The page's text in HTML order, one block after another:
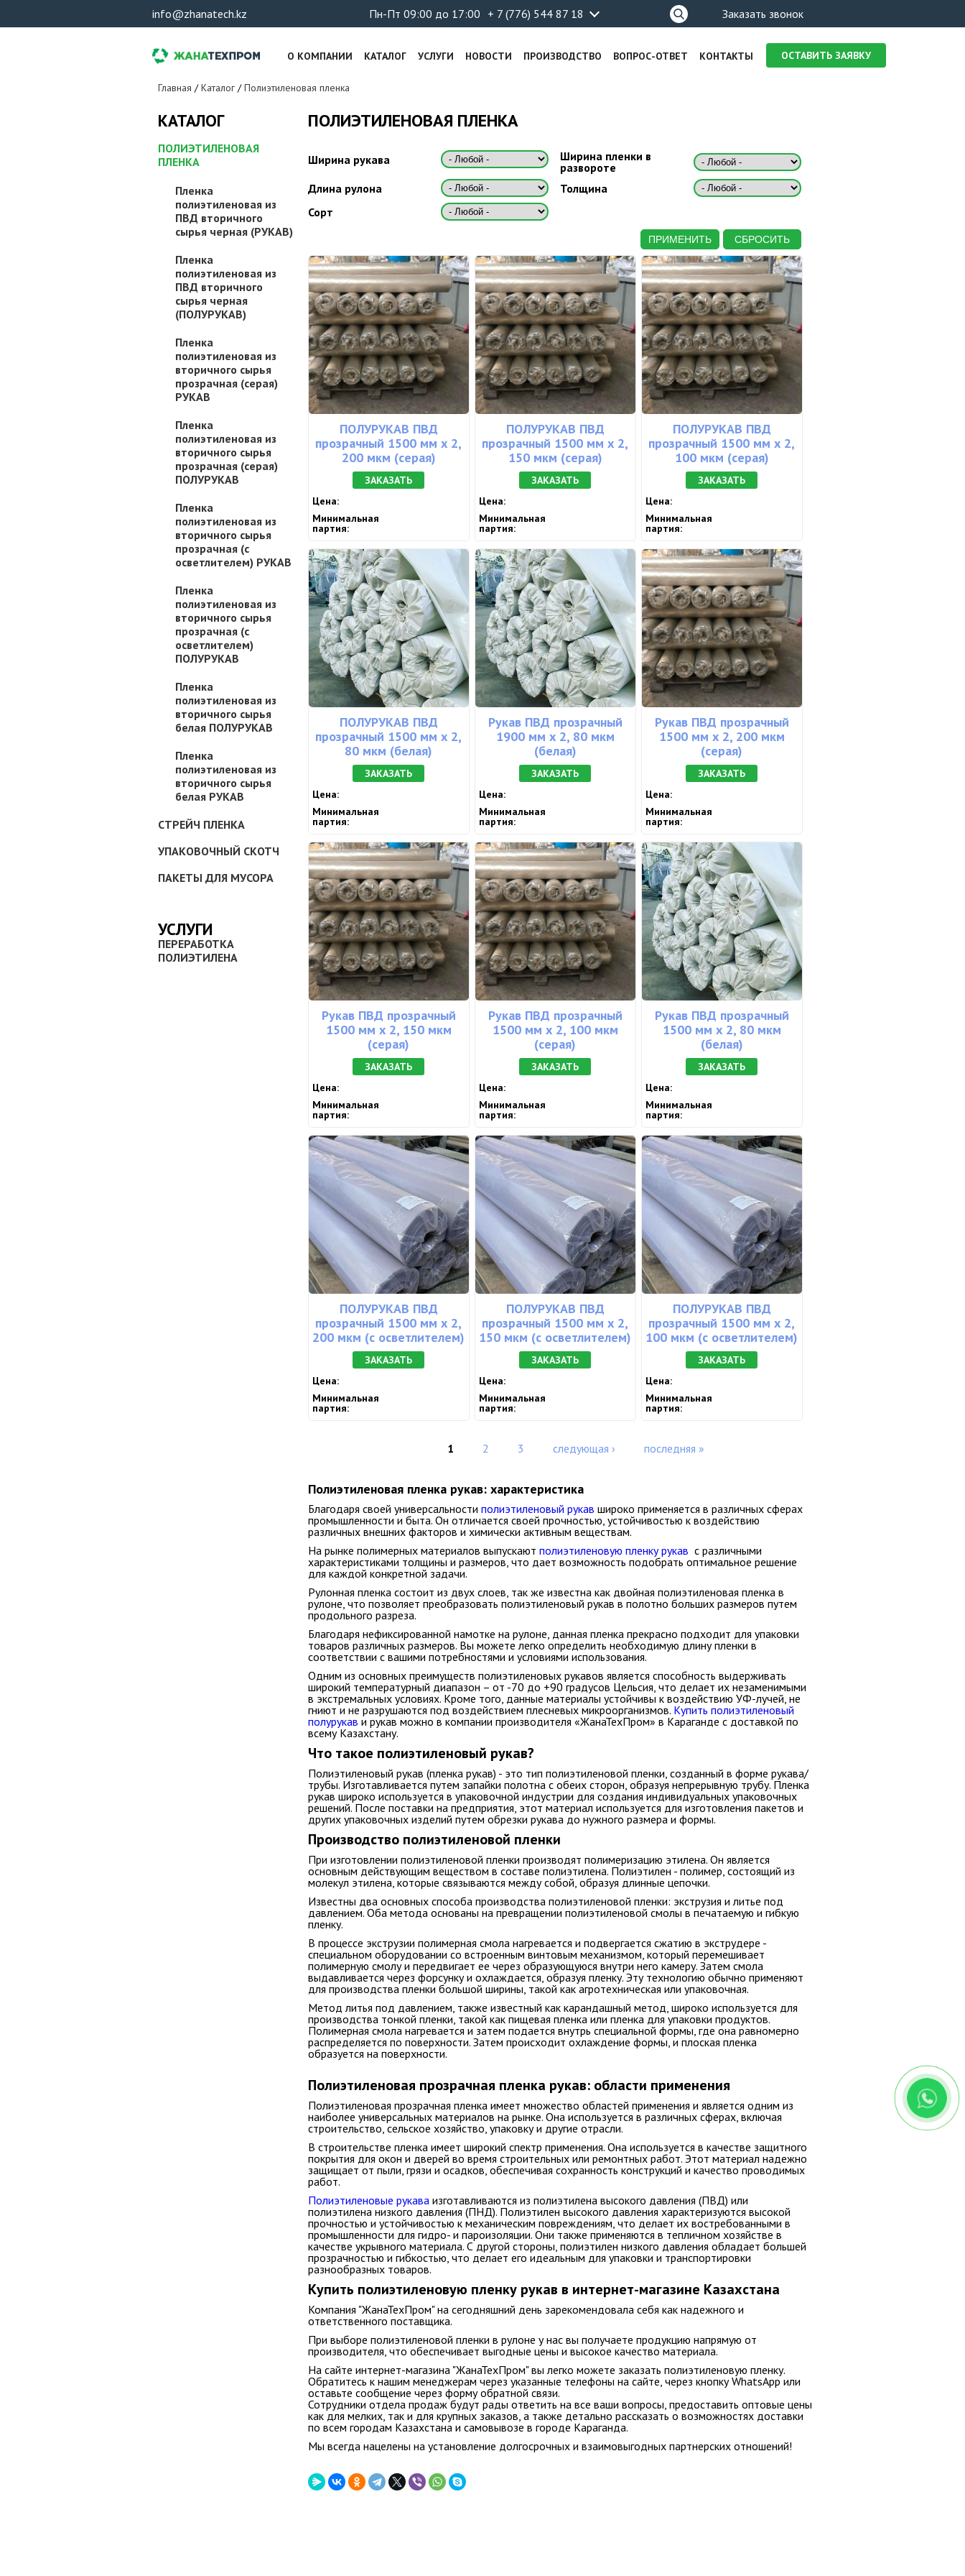
info@zhanatech.kz Пн-Пт 09:00 до 17:00 + 7 (776) 544 87 18
Форма
поиска
Заказать звонок
О КОМПАНИИ КАТАЛОГ УСЛУГИ НОВОСТИ ПРОИЗВОДСТВО ВОПРОС-ОТВЕТ КОНТАКТЫ ОСТАВИТЬ ЗАЯВКУ
Вы здесь
Главная / Каталог / Полиэтиленовая пленка
КАТАЛОГ
ПОЛИЭТИЛЕНОВАЯ
ПЛЕНКА
Пленка
полиэтиленовая из
ПВД вторичного
сырья черная (РУКАВ)
Пленка
полиэтиленовая из
ПВД вторичного
сырья черная
(ПОЛУРУКАВ)
Пленка
полиэтиленовая из
вторичного сырья
прозрачная (серая)
РУКАВ
Пленка
полиэтиленовая из
вторичного сырья
прозрачная (серая)
ПОЛУРУКАВ
Пленка
полиэтиленовая из
вторичного сырья
прозрачная (с
осветлителем) РУКАВ
Пленка
полиэтиленовая из
вторичного сырья
прозрачная (с
осветлителем)
ПОЛУРУКАВ
Пленка
полиэтиленовая из
вторичного сырья
белая ПОЛУРУКАВ
Пленка
полиэтиленовая из
вторичного сырья
белая РУКАВ
СТРЕЙЧ ПЛЕНКА
УПАКОВОЧНЫЙ СКОТЧ
ПАКЕТЫ ДЛЯ МУСОРА
УСЛУГИ
ПЕРЕРАБОТКА
ПОЛИЭТИЛЕНА
ПОЛИЭТИЛЕНОВАЯ ПЛЕНКА
Ширина рукава
Ширина пленки в
развороте
Длина рулона
Толщина
Сорт
ПОЛУРУКАВ ПВД
прозрачный 1500 мм х 2,
200 мкм (серая)
ЗАКАЗАТЬ
Цена:
Минимальная
партия:
ПОЛУРУКАВ ПВД
прозрачный 1500 мм х 2,
150 мкм (серая)
ЗАКАЗАТЬ
Цена:
Минимальная
партия:
ПОЛУРУКАВ ПВД
прозрачный 1500 мм х 2,
100 мкм (серая)
ЗАКАЗАТЬ
Цена:
Минимальная
партия:
ПОЛУРУКАВ ПВД
прозрачный 1500 мм х 2,
80 мкм (белая)
ЗАКАЗАТЬ
Цена:
Минимальная
партия:
Рукав ПВД прозрачный
1900 мм х 2, 80 мкм
(белая)
ЗАКАЗАТЬ
Цена:
Минимальная
партия:
Рукав ПВД прозрачный
1500 мм х 2, 200 мкм
(серая)
ЗАКАЗАТЬ
Цена:
Минимальная
партия:
Рукав ПВД прозрачный
1500 мм х 2, 150 мкм
(серая)
ЗАКАЗАТЬ
Цена:
Минимальная
партия:
Рукав ПВД прозрачный
1500 мм х 2, 100 мкм
(серая)
ЗАКАЗАТЬ
Цена:
Минимальная
партия:
Рукав ПВД прозрачный
1500 мм х 2, 80 мкм
(белая)
ЗАКАЗАТЬ
Цена:
Минимальная
партия:
ПОЛУРУКАВ ПВД
прозрачный 1500 мм х 2,
200 мкм (с осветлителем)
ЗАКАЗАТЬ
Цена:
Минимальная
партия:
ПОЛУРУКАВ ПВД
прозрачный 1500 мм х 2,
150 мкм (с осветлителем)
ЗАКАЗАТЬ
Цена:
Минимальная
партия:
ПОЛУРУКАВ ПВД
прозрачный 1500 мм х 2,
100 мкм (с осветлителем)
ЗАКАЗАТЬ
Цена:
Минимальная
партия:
1 2 3 следующая › последняя »
Полиэтиленовая пленка рукав: характеристика
Благодаря своей универсальности полиэтиленовый рукав широко применяется в различных сферах
промышленности и быта. Он отличается своей прочностью, устойчивостью к воздействию
различных внешних факторов и химически активным веществам.
На рынке полимерных материалов выпускают полиэтиленовую пленку рукав с различными
характеристиками толщины и размеров, что дает возможность подобрать оптимальное решение
для каждой конкретной задачи.
Рулонная пленка состоит из двух слоев, так же известна как двойная полиэтиленовая пленка в
рулоне, что позволяет преобразовать полиэтиленовый рукав в полотно больших размеров путем
продольного разреза.
Благодаря нефиксированной намотке на рулоне, данная пленка прекрасно подходит для упаковки
товаров различных размеров. Вы можете легко определить необходимую длину пленки в
соответствии с вашими потребностями и условиями использования.
Одним из основных преимуществ полиэтиленовых рукавов является способность выдерживать
широкий температурный диапазон – от -70 до +90 градусов Цельсия, что делает их незаменимыми
в экстремальных условиях. Кроме того, данные материалы устойчивы к воздействию УФ-лучей, не
гниют и не разрушаются под воздействием плесневых микроорганизмов. Купить полиэтиленовый
полурукав и рукав можно в компании производителя «ЖанаТехПром» в Караганде с доставкой по
всему Казахстану.
Что такое полиэтиленовый рукав?
Полиэтиленовый рукав (пленка рукав) - это тип полиэтиленовой пленки, созданный в форме рукава/
трубы. Изготавливается путем запайки полотна с обеих сторон, образуя непрерывную трубу.Пленка
рукав широко используется в упаковочной индустрии для создания индивидуальных упаковочных
решений. После поставки на предприятия, этот материал используется для изготовления пакетов и
других упаковочных изделий путем обрезки рукава до нужного размера и формы.
Производство полиэтиленовой пленки
При изготовлении полиэтиленовой пленки производят полимеризацию этилена. Он является
основным действующим веществом в составе полиэтилена. Полиэтилен - полимер, состоящий из
молекул этилена, которые связываются между собой, образуя длинные цепочки.
Известны два основных способа производства полиэтиленовой пленки: экструзия и литье под
давлением. Оба метода основаны на превращении полиэтиленовой смолы в печатаемую и гибкую
пленку.
В процессе экструзии полимерная смола нагревается и подвергается сжатию в экструдере -
специальном оборудовании со встроенным винтовым механизмом, который перемешивает
полимерную смолу и передвигает ее через образующуюся внутри него камеру. Затем смола
выдавливается через форсунку и охлаждается, образуя пленку. Эту технологию обычно применяют
для производства пленки большой ширины, такой как агротехническая или упаковочная.
Метод литья под давлением, также известный как карандашный метод, широко используется для
производства тонкой пленки, такой как пищевая пленка или пленка для упаковки продуктов.
Полимерная смола нагревается и затем подается внутрь специальной формы, где она равномерно
распределяется по поверхности. Затем происходит охлаждение формы, и плоская пленка
образуется на поверхности.
Полиэтиленовая прозрачная пленка рукав: области применения
Полиэтиленовая прозрачная пленка имеет множество областей применения и является одним из
наиболее универсальных материалов на рынке. Она используется в различных сферах, включая
строительство, сельское хозяйство, упаковку и другие отрасли.
В строительстве пленка имеет широкий спектр применения. Она используется в качестве защитного
покрытия для окон и дверей во время строительных или ремонтных работ. Этот материал надежно
защищает от пыли, грязи и осадков, обеспечивая сохранность конструкций и качество проводимых
работ.
Полиэтиленовые рукаваизготавливаются из полиэтилена высокого давления (ПВД) или
полиэтилена низкого давления (ПНД). Полиэтилен высокого давления характеризуются высокой
прочностью и устойчивостью к механическим повреждениям, что делает их востребованными в
промышленности для гидро- и пароизоляции. Они также применяются в тепличном хозяйстве в
качестве укрывного материала. С другой стороны, полиэтилен низкого давления обладает большей
прозрачностью и гибкостью, что делает его идеальным для упаковки и транспортировки
разнообразных товаров.
Купить полиэтиленовую пленку рукав в интернет-магазине Казахстана
Компания "ЖанаТехПром" на сегодняшний день зарекомендовала себя как надежного и
ответственного поставщика.
При выборе полиэтиленовой пленки в рулоне у нас вы получаете продукцию напрямую от
производителя, что обеспечивает выгодные цены и высокое качество материала.
На сайте интернет-магазина "ЖанаТехПром" вы легко можете заказать полиэтиленовую пленку.
Обратитесь к нашим менеджерам через указанные телефоны на сайте, через кнопку WhatsApp или
оставьте сообщение через форму обратной связи.
Сотрудники отдела продаж будут рады ответить на все ваши вопросы, предоставить оптовые цены
как для мелких, так и для крупных заказов, а также детально рассказать о возможностях доставки
по всем городам Казахстана и самовывозе в городе Караганда.
Мы всегда нацелены на установление долгосрочных и взаимовыгодных партнерских отношений!